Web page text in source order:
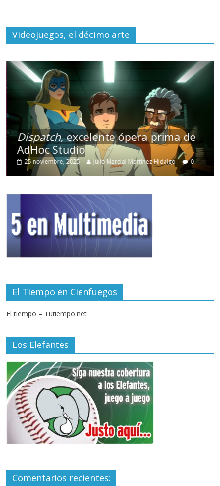
Videojuegos, el décimo arte
Dispatch, excelente ópera prima de
AdHoc Studio
25 noviembre, 2025 Julio Marcial Martínez Hidalgo 0
El Tiempo en Cienfuegos
El tiempo – Tutiempo.net
Los Elefantes
Comentarios recientes: